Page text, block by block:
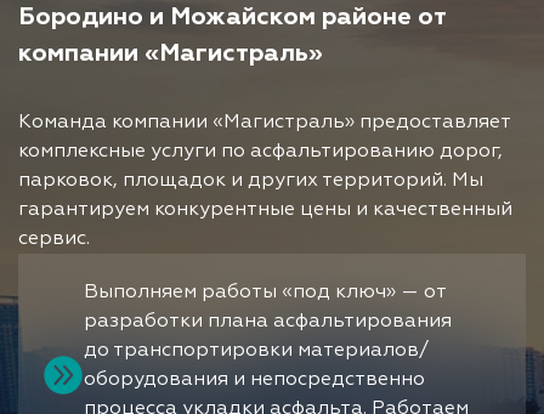
Бородино и Можайском районе от
компании «Магистраль»
Команда компании «Магистраль» предоставляет
комплексные услуги по асфальтированию дорог,
парковок, площадок и других территорий. Мы
гарантируем конкурентные цены и качественный
сервис.
Выполняем работы «под ключ» — от
разработки плана асфальтирования
до транспортировки материалов/
оборудования и непосредственно
процесса укладки асфальта. Работаем